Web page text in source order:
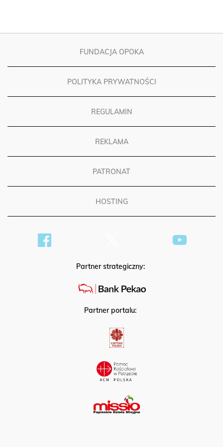
FUNDACJA OPOKA
POLITYKA PRYWATNOŚCI
REGULAMIN
REKLAMA
PATRONAT
HOSTING
Partner strategiczny:
Partner portalu: